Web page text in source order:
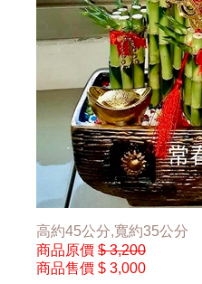
高約45公分,寬約35公分
商品原價 $ 3,200
商品售價 $ 3,000